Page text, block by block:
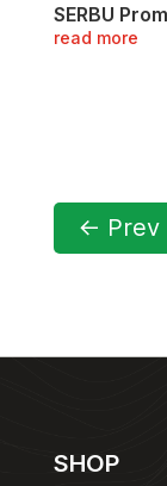
SERBU
read more
← Prev
SHOP